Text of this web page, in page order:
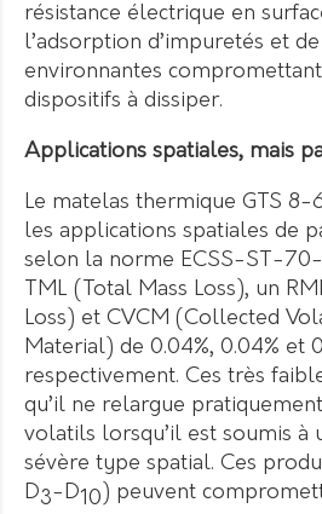
résistance électrique en
l’adsorption d’impuretés et
environnantes
dispositifs à dissiper.
Applications spatiales, mais
Le matelas thermique GTS
les applications spatiales de
selon la norme ECSS-ST-
TML (Total Mass Loss), un
Loss) et CVCM (Collected
Material) de 0.04%, 0.04% et
respectivement. Ces très
qu’il ne relargue
volatils lorsqu’il est soumis à
sévère type spatial. Ces
D3-D10 ) peuvent